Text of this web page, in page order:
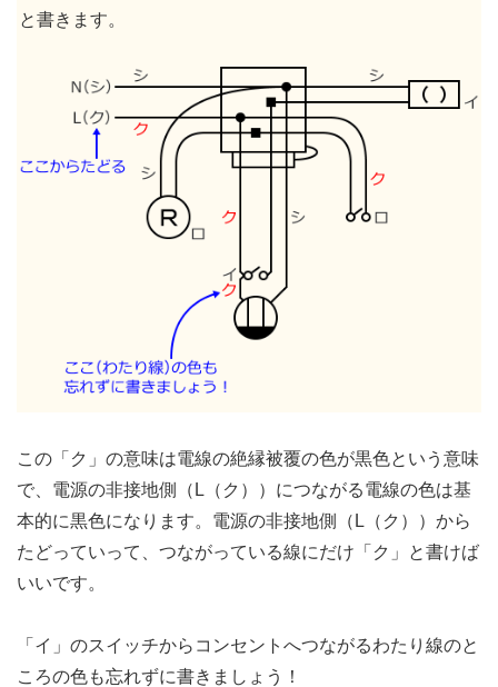
と書きます。
この「ク」の意味は電線の絶縁被覆の色が黒色という意味
で、電源の非接地側（L（ク））につながる電線の色は基
本的に黒色になります。電源の非接地側（L（ク））から
たどっていって、つながっている線にだけ「ク」と書けば
いいです。
「イ」のスイッチからコンセントへつながるわたり線のと
ころの色も忘れずに書きましょう！